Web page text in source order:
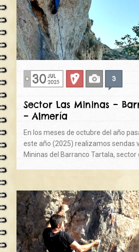
Deportiva
Fotos
30 JUL
2025 3
Sector Las Mininas –
– Almería
En los meses de octubre del año
este año (2025) realizamos sendas
Mininas del Barranco Tartala, sector